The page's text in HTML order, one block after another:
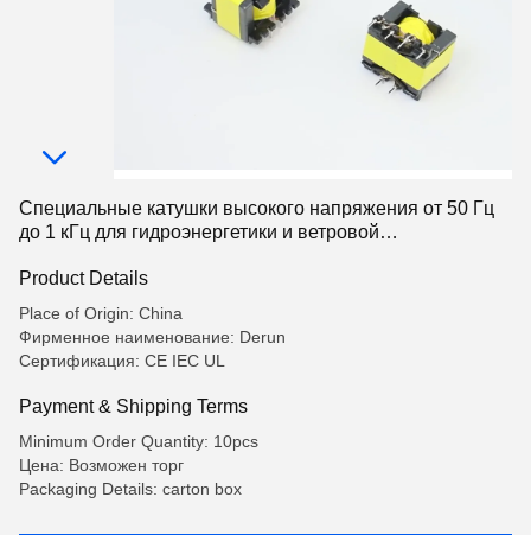
Специальные катушки высокого напряжения от 50 Гц
до 1 кГц для гидроэнергетики и ветровой
Product Details
Place of Origin: China
Фирменное наименование: Derun
Сертификация: CE IEC UL
Payment & Shipping Terms
Minimum Order Quantity: 10pcs
Цена: Возможен торг
Packaging Details: carton box